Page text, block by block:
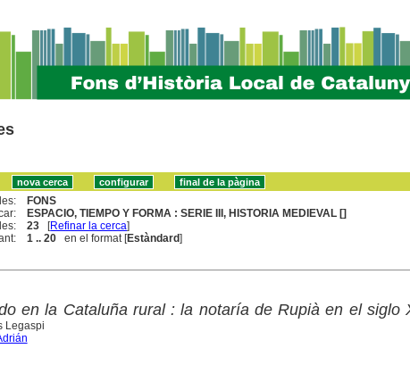
FONS
ESPACIO, TIEMPO Y FORMA : SERIE III, HISTORIA MEDIEVAL []
23 [Refinar la cerca]
1 .. 20 en el format [Estàndard]
en la Cataluña rural : la notaría de Rupià en el siglo
Legaspi